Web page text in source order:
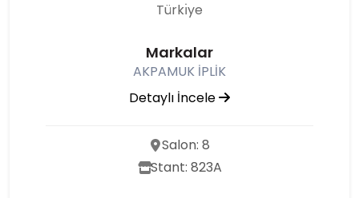
Türkı̇ye
Markalar
AKPAMUK İPLİK
Detaylı İncele
Salon: 8
Stant: 823A